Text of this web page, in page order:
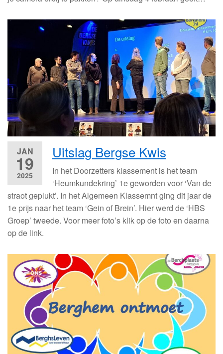
JAN
19
2025
Uitslag Bergse Kwis
In het Doorzetters klassement is het team
‘Heumkundekring’ 1e geworden voor ‘Van de
straot geplukt’. In het Algemeen Klassemnt ging dit jaar de
1e prijs naar het team ‘Gein of Brein’. Hier werd de ‘HBS
Groep’ tweede. Voor meer foto’s klik op de foto en daarna
op de link.